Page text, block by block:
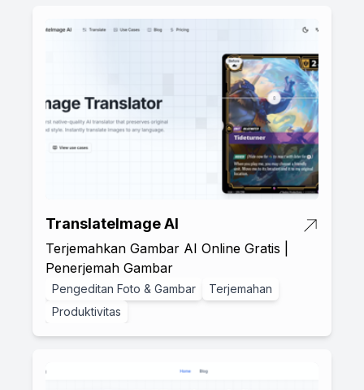
TranslateImage AI
Terjemahkan Gambar AI Online Gratis |
Penerjemah Gambar
Pengeditan Foto & Gambar
Terjemahan
Produktivitas